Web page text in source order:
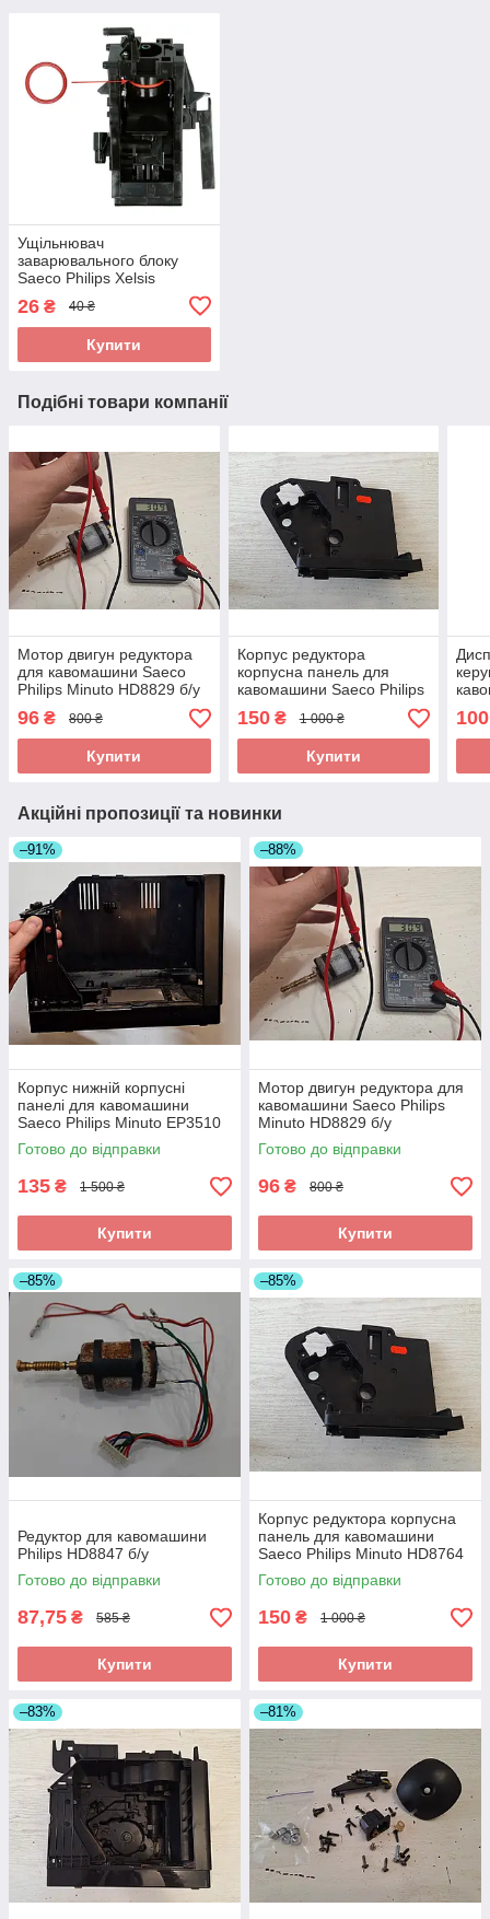
Ущільнювач
заварювального блоку
Saeco Philips Xelsis
26 ₴ 40 ₴
Купити
Подібні товари компанії
Мотор двигун редуктора
для кавомашини Saeco
Philips Minuto HD8829 б/у
96 ₴ 800 ₴
Купити
Корпус редуктора
корпусна панель для
кавомашини Saeco Philips
Minuto HD8764 б/у
150₴ 1 000 ₴
Купити
(R)
100
Акційні пропозиції та новинки
–91%
Корпус нижній корпусні
панелі для кавомашини
Saeco Philips Minuto EP3510
б/у
Готово до відправки
135 ₴ 1 500 ₴
Купити
–88%
Мотор двигун редуктора для
кавомашини Saeco Philips
Minuto HD8829 б/у
Готово до відправки
96 ₴ 800 ₴
Купити
–85%
Редуктор для кавомашини
Philips HD8847 б/у
Готово до відправки
87,75 ₴ 585 ₴
Купити
–85%
Корпус редуктора корпусна
панель для кавомашини
Saeco Philips Minuto HD8764
б/у
Готово до відправки
150 ₴ 1 000 ₴
Купити
–83% –81%